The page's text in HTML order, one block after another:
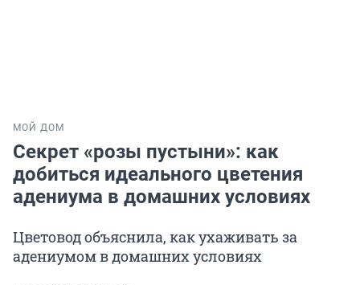
МОЙ ДОМ
Секрет «розы пустыни»: как
добиться идеального цветения
адениума в домашних условиях
Цветовод объяснила, как ухаживать за
адениумом в домашних условиях